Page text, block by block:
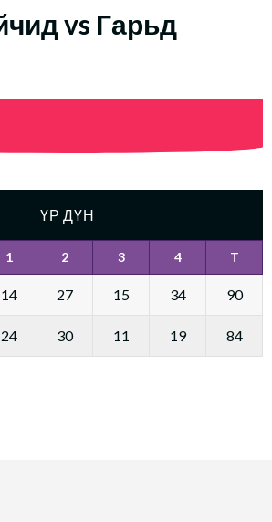
vs Гарьд
ҮР ДҮН
1 2 3 4 T
14 27 15 34 90
24 30 11 19 84